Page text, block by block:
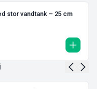
stor vandtank – 25 cm